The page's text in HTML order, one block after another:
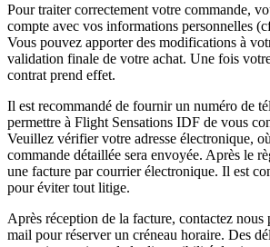
Pour traiter correctement votre commande,
compte avec vos informations personnelles
Vous pouvez apporter des modifications à
validation finale de votre achat. Une fois
contrat prend effet.
Il est recommandé de fournir un numéro de
permettre à Flight Sensations IDF de vous
Veuillez vérifier votre adresse électronique,
commande détaillée sera envoyée. Après le
une facture par courrier électronique. Il est
pour éviter tout litige.
Après réception de la facture, contactez nous
mail pour réserver un créneau horaire. Des